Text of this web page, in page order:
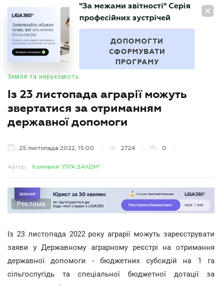
UA
БУХГАЛТЕР
"За межами звітності" Серія
професійних зустрічей
ДОПОМОГТИ
СФОРМУВАТИ
ПРОГРАМУ
Земля та нерухомість
Із 23 листопада аграрії можуть
звертатися за отриманням
державної допомоги
25 листопада 2022, 15:00 2724 0
Автор: Компанія "ЛІГА:ЗАКОН"
Реклама
Із 23 листопада 2022 року аграрії можуть зареєструвати
заяви у Державному аграрному реєстрі на отримання
державної допомоги - бюджетних субсидій на 1 га
сільгоспугідь та спеціальної бюджетної дотації за